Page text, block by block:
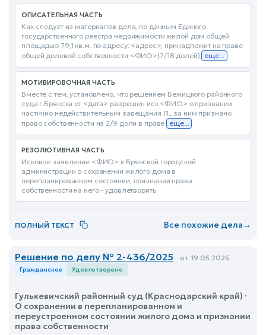
ОПИСАТЕЛЬНАЯ ЧАСТЬ
Как следует из материалов дела, по данным Единого
государственного реестра недвижимости жилой дом общей
площадью 79,1 кв.м. по адресу: <адрес>, принадлежит на праве
общей долевой собственности <ФИО>(7/18 долей) еще...
МОТИВИРОВОЧНАЯ ЧАСТЬ
Вместе с тем, установлено, что решением Бежицкого районного
суда г.Брянска от <дата> разрешен иск <ФИО> о признании
частично недействительным завещания Л., за ним признано
право собственности на 2/9 доли в праве еще...
РЕЗОЛЮТИВНАЯ ЧАСТЬ
Исковое заявление <ФИО> к Брянской городской
администрации о сохранении жилого дома в
перепланированном состоянии, признании права
собственности на него - удовлетворить
ПОЛНЫЙ ТЕКСТ Все похожие дела→
Решение по делу № 2-436/2025 от 19.05.2025
Гражданское Удовлетворено
Гулькевичский районный суд (Краснодарский край) ·
О сохранении в перепланированном и
переустроенном состоянии жилого дома и признании
права собственности